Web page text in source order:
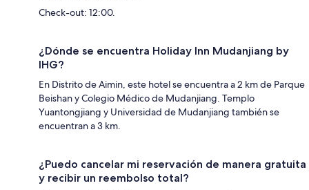
Check-out: 12:00.
¿Dónde se encuentra Holiday Inn Mudanjiang by
IHG?
En Distrito de Aimin, este hotel se encuentra a 2 km de Parque
Beishan y Colegio Médico de Mudanjiang. Templo
Yuantongjiang y Universidad de Mudanjiang también se
encuentran a 3 km.
¿Puedo cancelar mi reservación de manera gratuita
y recibir un reembolso total?